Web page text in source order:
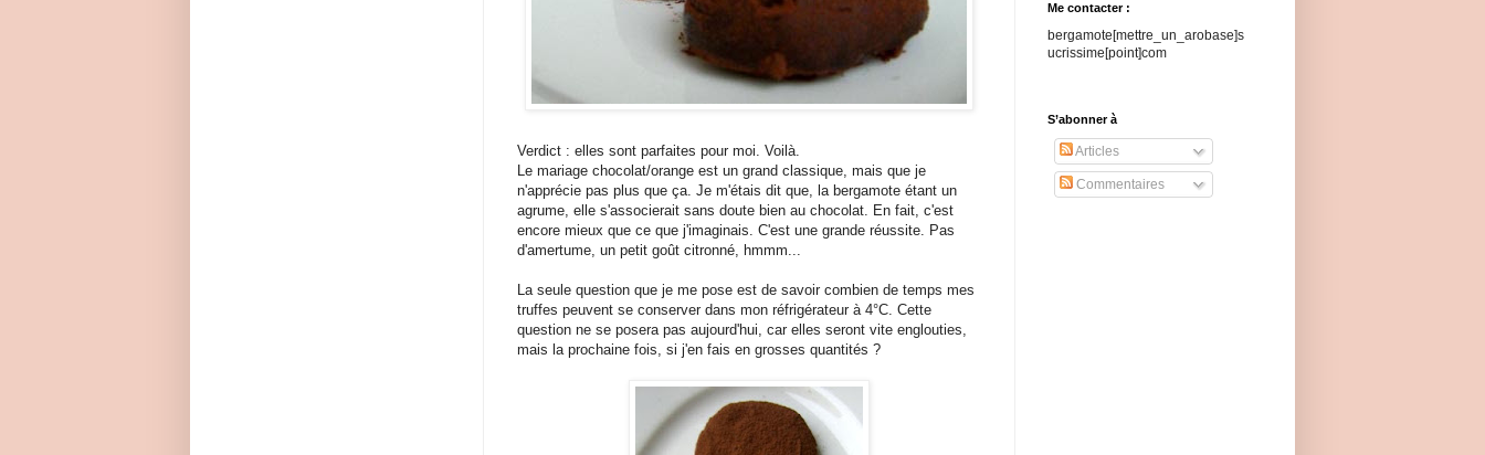
Verdict : elles sont parfaites pour moi. Voilà.
Le mariage chocolat/orange est un grand classique, mais que je
n'apprécie pas plus que ça. Je m'étais dit que, la bergamote étant un
agrume, elle s'associerait sans doute bien au chocolat. En fait, c'est
encore mieux que ce que j'imaginais. C'est une grande réussite. Pas
d'amertume, un petit goût citronné, hmmm...
La seule question que je me pose est de savoir combien de temps mes
truffes peuvent se conserver dans mon réfrigérateur à 4°C. Cette
question ne se posera pas aujourd'hui, car elles seront vite englouties,
mais la prochaine fois, si j'en fais en grosses quantités ?
Me contacter :
bergamote[mettre_un_arobase]s
ucrissime[point]com
S’abonner à
Articles
Commentaires